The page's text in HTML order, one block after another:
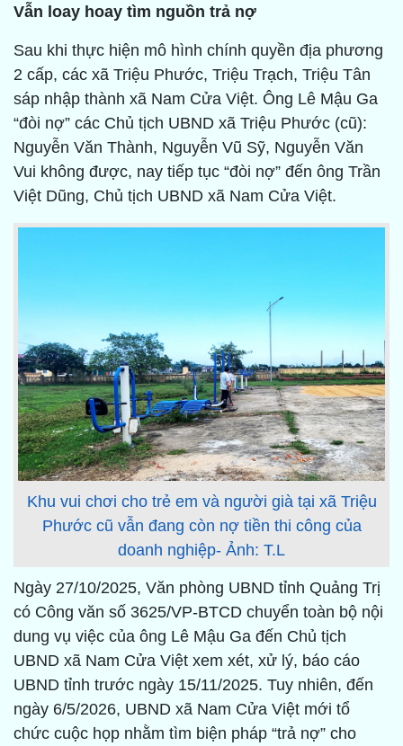
Vẫn loay hoay tìm nguồn trả nợ
Sau khi thực hiện mô hình chính quyền địa phương
2 cấp, các xã Triệu Phước, Triệu Trạch, Triệu Tân
sáp nhập thành xã Nam Cửa Việt. Ông Lê Mậu Ga
“đòi nợ” các Chủ tịch UBND xã Triệu Phước (cũ):
Nguyễn Văn Thành, Nguyễn Vũ Sỹ, Nguyễn Văn
Vui không được, nay tiếp tục “đòi nợ” đến ông Trần
Việt Dũng, Chủ tịch UBND xã Nam Cửa Việt.
Khu vui chơi cho trẻ em và người già tại xã Triệu
Phước cũ vẫn đang còn nợ tiền thi công của
doanh nghiệp- Ảnh: T.L
Ngày 27/10/2025, Văn phòng UBND tỉnh Quảng Trị
có Công văn số 3625/VP-BTCD chuyển toàn bộ nội
dung vụ việc của ông Lê Mậu Ga đến Chủ tịch
UBND xã Nam Cửa Việt xem xét, xử lý, báo cáo
UBND tỉnh trước ngày 15/11/2025. Tuy nhiên, đến
ngày 6/5/2026, UBND xã Nam Cửa Việt mới tổ
chức cuộc họp nhằm tìm biện pháp “trả nợ” cho